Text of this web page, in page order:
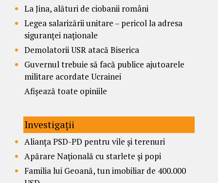
La Jina, alături de ciobanii români
Legea salarizării unitare – pericol la adresa
siguranței naționale
Demolatorii USR atacă Biserica
Guvernul trebuie să facă publice ajutoarele
militare acordate Ucrainei
Afișează toate opiniile
Investigații
Alianța PSD-PD pentru vile și terenuri
Apărare Națională cu starlete și popi
Familia lui Geoană, tun imobiliar de 400.000